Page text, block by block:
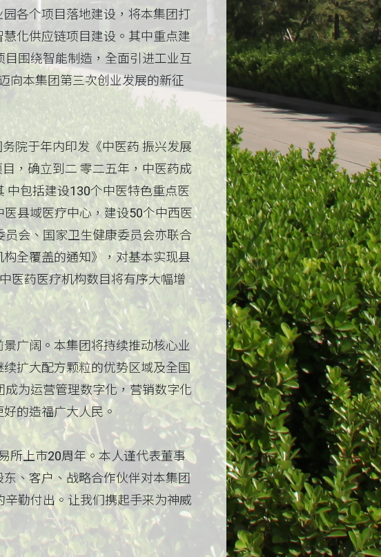
各个项目落地建设，将本集团打
化供应链项目建设。其中重点建
围绕智能制造，全面引进工业互
向本集团第三次创业发展的新征
院于年内印发《中医药 振兴发展
，确立到二 零二五年，中医药成
中包括建设130个中医特色重点医
县域医疗中心，建设50个中西医
会、国家卫生健康委员会亦联合
全覆盖的通知》，对基本实现县
医药医疗机构数目将有序大幅增
广阔。本集团将持续推动核心业
扩大配方颗粒的优势区域及全国
为运营管理数字化，营销数字化
的造福广大人民。
所上市20周年。本人谨代表董事
、客户、战略合作伙伴对本集团
勤付出。让我们携起手来为神威